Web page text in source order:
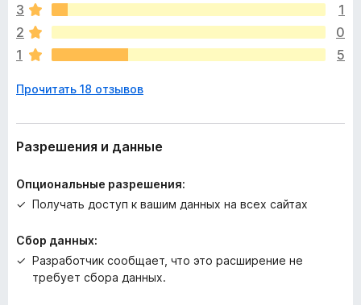
о
к
п
о
а
е
т
3
1
2
0
1
5
Прочитать 18 отзывов
Разрешения и данные
Опциональные разрешения:
Получать доступ к вашим данных на всех сайтах
Сбор данных:
Разработчик сообщает, что это расширение не
требует сбора данных.